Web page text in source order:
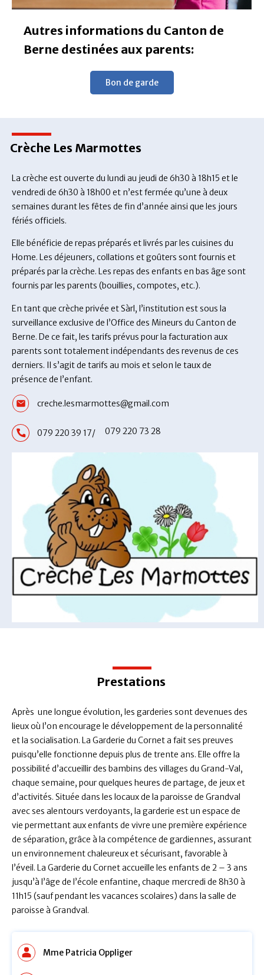
Autres informations du Canton de
Berne destinées aux parents:
Bon de garde
Crèche Les Marmottes
La crèche est ouverte du lundi au jeudi de 6h30 à 18h15 et le
vendredi de 6h30 à 18h00 et n’est fermée qu’une à deux
semaines durant les fêtes de fin d’année ainsi que les jours
fériés officiels.
Elle bénéficie de repas préparés et livrés par les cuisines du
Home. Les déjeuners, collations et goûters sont fournis et
préparés par la crèche. Les repas des enfants en bas âge sont
fournis par les parents (bouillies, compotes, etc.).
En tant que crèche privée et Sàrl, l’institution est sous la
surveillance exclusive de l’Office des Mineurs du Canton de
Berne. De ce fait, les tarifs prévus pour la facturation aux
parents sont totalement indépendants des revenus de ces
derniers. Il s’agit de tarifs au mois et selon le taux de
présence de l’enfant.
creche.lesmarmottes@gmail.com
079 220 39 17/ 079 220 73 28
Prestations
Après une longue évolution, les garderies sont devenues des
lieux où l’on encourage le développement de la personnalité
et la socialisation. La Garderie du Cornet a fait ses preuves
puisqu’elle fonctionne depuis plus de trente ans. Elle offre la
possibilité d’accueillir des bambins des villages du Grand-Val,
chaque semaine, pour quelques heures de partage, de jeux et
d’activités. Située dans les locaux de la paroisse de Grandval
avec ses alentours verdoyants, la garderie est un espace de
vie permettant aux enfants de vivre une première expérience
de séparation, grâce à la compétence de gardiennes, assurant
un environnement chaleureux et sécurisant, favorable à
l’éveil. La Garderie du Cornet accueille les enfants de 2 – 3 ans
jusqu’à l’âge de l’école enfantine, chaque mercredi de 8h30 à
11h15 (sauf pendant les vacances scolaires) dans la salle de
paroisse à Grandval.
Mme Patricia Oppliger